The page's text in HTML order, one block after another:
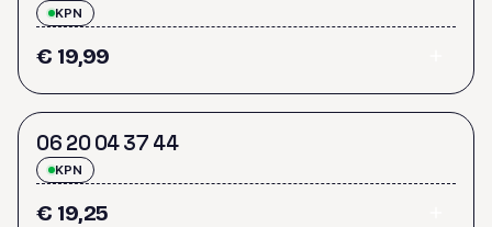
KPN
€ 19,99
06 200437 44
KPN
€ 19,25